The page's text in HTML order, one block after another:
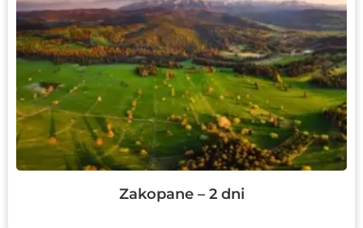
Zakopane – 2 dni